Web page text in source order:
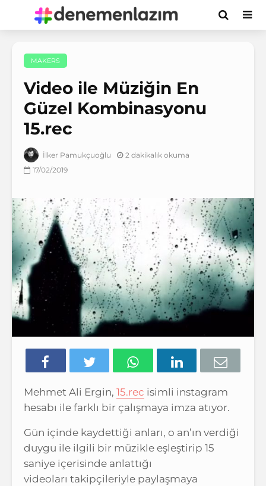
MAKERS
Video ile Müziğin En
Güzel Kombinasyonu
15.rec
İlker Pamukçuoğlu
2 dakikalık okuma
17/02/2019
Mehmet Ali Ergin, 15.rec isimli instagram
hesabı ile farklı bir çalışmaya imza atıyor.
Gün içinde kaydettiği anları, o an’ın verdiği
duygu ile ilgili bir müzikle eşleştirip 15
saniye içerisinde anlattığı
videoları takipçileriyle paylaşmaya